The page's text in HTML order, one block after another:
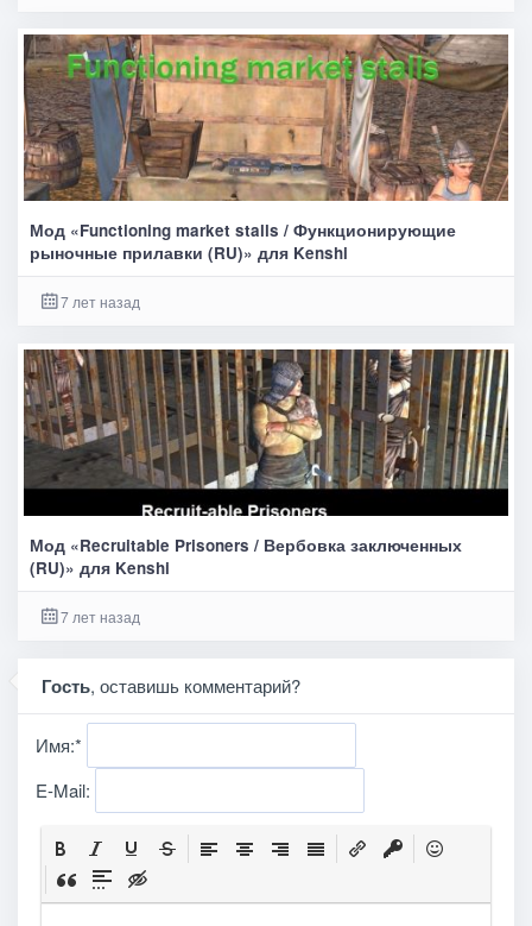
Мод «Functioning market stalls / Функционирующие
рыночные прилавки (RU)» для Kenshi
7 лет назад
Мод «Recruitable Prisoners / Вербовка заключенных
(RU)» для Kenshi
7 лет назад
Гость, оставишь комментарий?
Имя:*
E-Mail: